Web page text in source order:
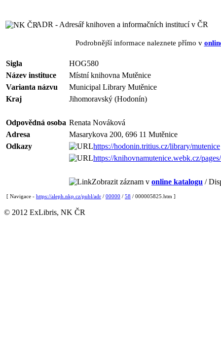
ADR - Adresář knihoven a informačních institucí v ČR
Podrobnější informace naleznete přímo v
Sigla
HOG580
Název instituce
Místní knihovna Mutěnice
Varianta názvu
Municipal Library Mutěnice
Kraj
Jihomoravský (Hodonín)
Odpovědná osoba Renata Nováková
Adresa
Masarykova 200, 696 11 Mutěnice
Odkazy
https://hodonin.tritius.cz/library/mutenice
https://knihovnamutenice.webk.cz/
Zobrazit záznam v online katalogu /
[ Navigace - https://aleph.nkp.cz/publ/adr / 00000 / 58 / 000005825.htm ]
© 2012 ExLibris, NK ČR